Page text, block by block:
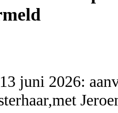
juni 2026: